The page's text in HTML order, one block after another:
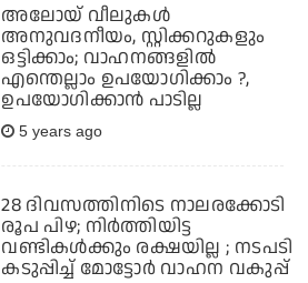
അലോയ് വീലുകള്‍
അനുവദനീയം, സ്റ്റിക്കറുകളും
ഒട്ടിക്കാം; വാഹനങ്ങളില്‍
എന്തെല്ലാം ഉപയോഗിക്കാം ?,
ഉപയോഗിക്കാന്‍ പാടില്ല
5 years ago
28 ദിവസത്തിനിടെ നാലരക്കോടി
രൂപ പിഴ; നിര്‍ത്തിയിട്ട
വണ്ടികള്‍ക്കും രക്ഷയില്ല ; നടപടി
കടുപ്പിച്ച് മോട്ടോര്‍ വാഹന വകുപ്പ്